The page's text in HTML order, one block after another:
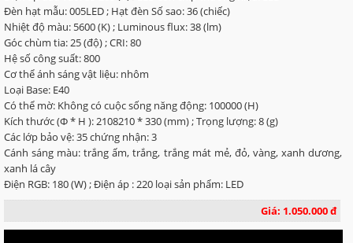
Đèn hạt mẫu: 005LED ; Hạt đèn Số sao: 36 (chiếc)
Nhiệt độ màu: 5600 (K) ; Luminous flux: 38 (lm)
Góc chùm tia: 25 (độ) ; CRI: 80
Hệ số công suất: 800
Cơ thể ánh sáng vật liệu: nhôm
Loại Base: E40
Có thể mờ: Không có cuộc sống năng động: 100000 (H)
Kích thước (Φ * H ): 2108210 * 330 (mm) ; Trọng lượng: 8 (g)
Các lớp bảo vệ: 35 chứng nhận: 3
Cánh sáng màu: trắng ấm, trắng, trắng mát mẻ, đỏ, vàng, xanh dương,
xanh lá cây
Điện RGB: 180 (W) ; Điện áp : 220 loại sản phẩm: LED
Giá: 1.050.000 đ